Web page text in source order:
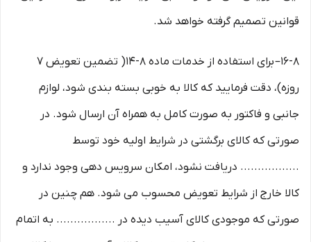
قوانین تصمیم گرفته خواهد شد.
۱۶-۸– برای استفاده از خدمات ماده ۸-۱۴( تضمین تعویض ۷
روزه)، دقت فرمایید که کالا به ‏خوبی بسته ‌بندی شود، لوازم
جانبی و فاکتور به صورت کامل به همراه آن ارسال شود. در
صورتی که کالای برگشتی در شرایط اولیه خود توسط
................. دریافت نشود، امکان سرویس دهی وجود ندارد و
کالا خارج از شرایط تعویض محسوب می شود. هم چنین در
صورتی که موجودی کالای آسیب دیده در ................. به اتمام